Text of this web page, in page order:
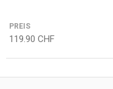
PREIS
119.90 CHF